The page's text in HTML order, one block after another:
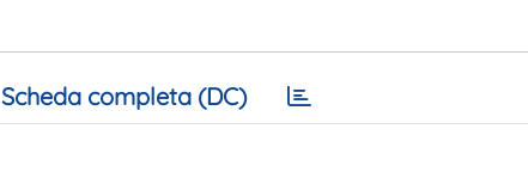
Scheda completa (DC)